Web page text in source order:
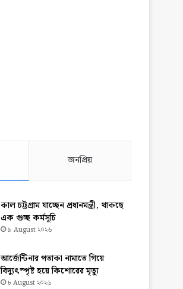
জনপ্রিয়
কাল চট্টগ্রাম যাচ্ছেন প্রধানমন্ত্রী, থাকছে
এক গুচ্ছ কর্মসূচি
৯ August ২০২৬
আর্জেন্টিনার পতাকা নামাতে গিয়ে
বিদ্যুৎস্পৃষ্ট হয়ে কিশোরের মৃত্যু
৮ August ২০২৬